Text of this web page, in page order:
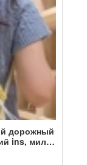
дорожный
ins, милая
девочек